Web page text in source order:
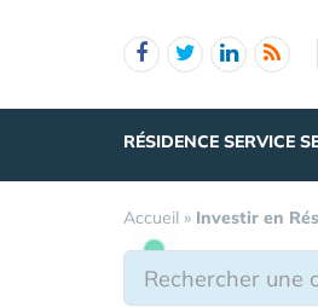
RÉSIDENCE SERVICE
Accueil » Investir en